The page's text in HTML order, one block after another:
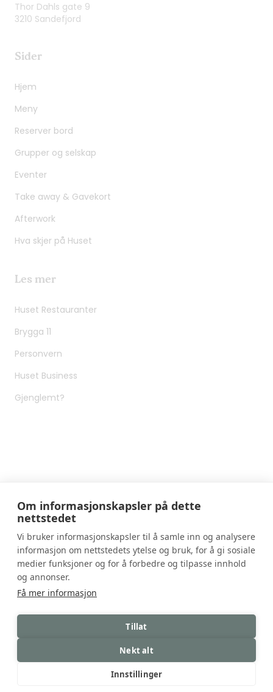
Om informasjonskapsler på dette
nettstedet
Vi bruker informasjonskapsler til å samle inn og analysere
informasjon om nettstedets ytelse og bruk, for å gi sosiale
medier funksjoner og for å forbedre og tilpasse innhold
og annonser.
Få mer informasjon
Tillat
Nekt alt
Innstillinger
Thor Dahls gate 9
3210 Sandefjord
Sider
Hjem
Meny
Reserver bord
Grupper og selskap
Eventer
Take away & Gavekort
Afterwork
Hva skjer på Huset
Les mer
Huset Restauranter
Brygga 11
Personvern
Huset Business
Gjenglemt?
Huset Sandefjord
+47 95 55 57 58
velkommen@husetsandefjord.no
Jobb
© 2026 Huset Sandefjord | En del av Huset
Powered bygoCre8